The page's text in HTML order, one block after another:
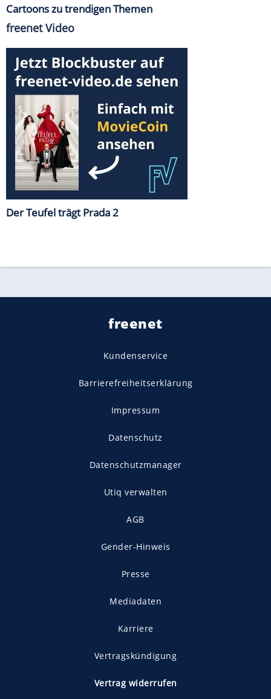
Cartoons zu trendigen Themen
freenet Video
Der Teufel trägt Prada 2
freenet
Kundenservice
Barrierefreiheitserklärung
Impressum
Datenschutz
Datenschutzmanager
Utiq verwalten
AGB
Gender-Hinweis
Presse
Mediadaten
Karriere
Vertragskündigung
Vertrag widerrufen